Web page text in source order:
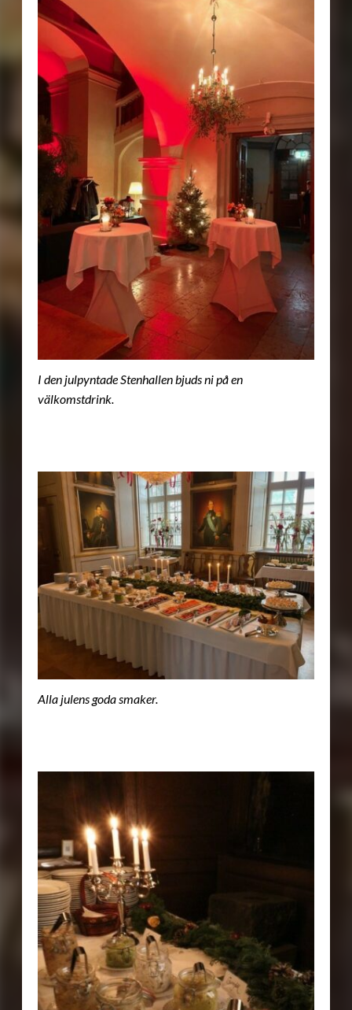
I den julpyntade Stenhallen bjuds ni på en
välkomstdrink.
Alla julens goda smaker.